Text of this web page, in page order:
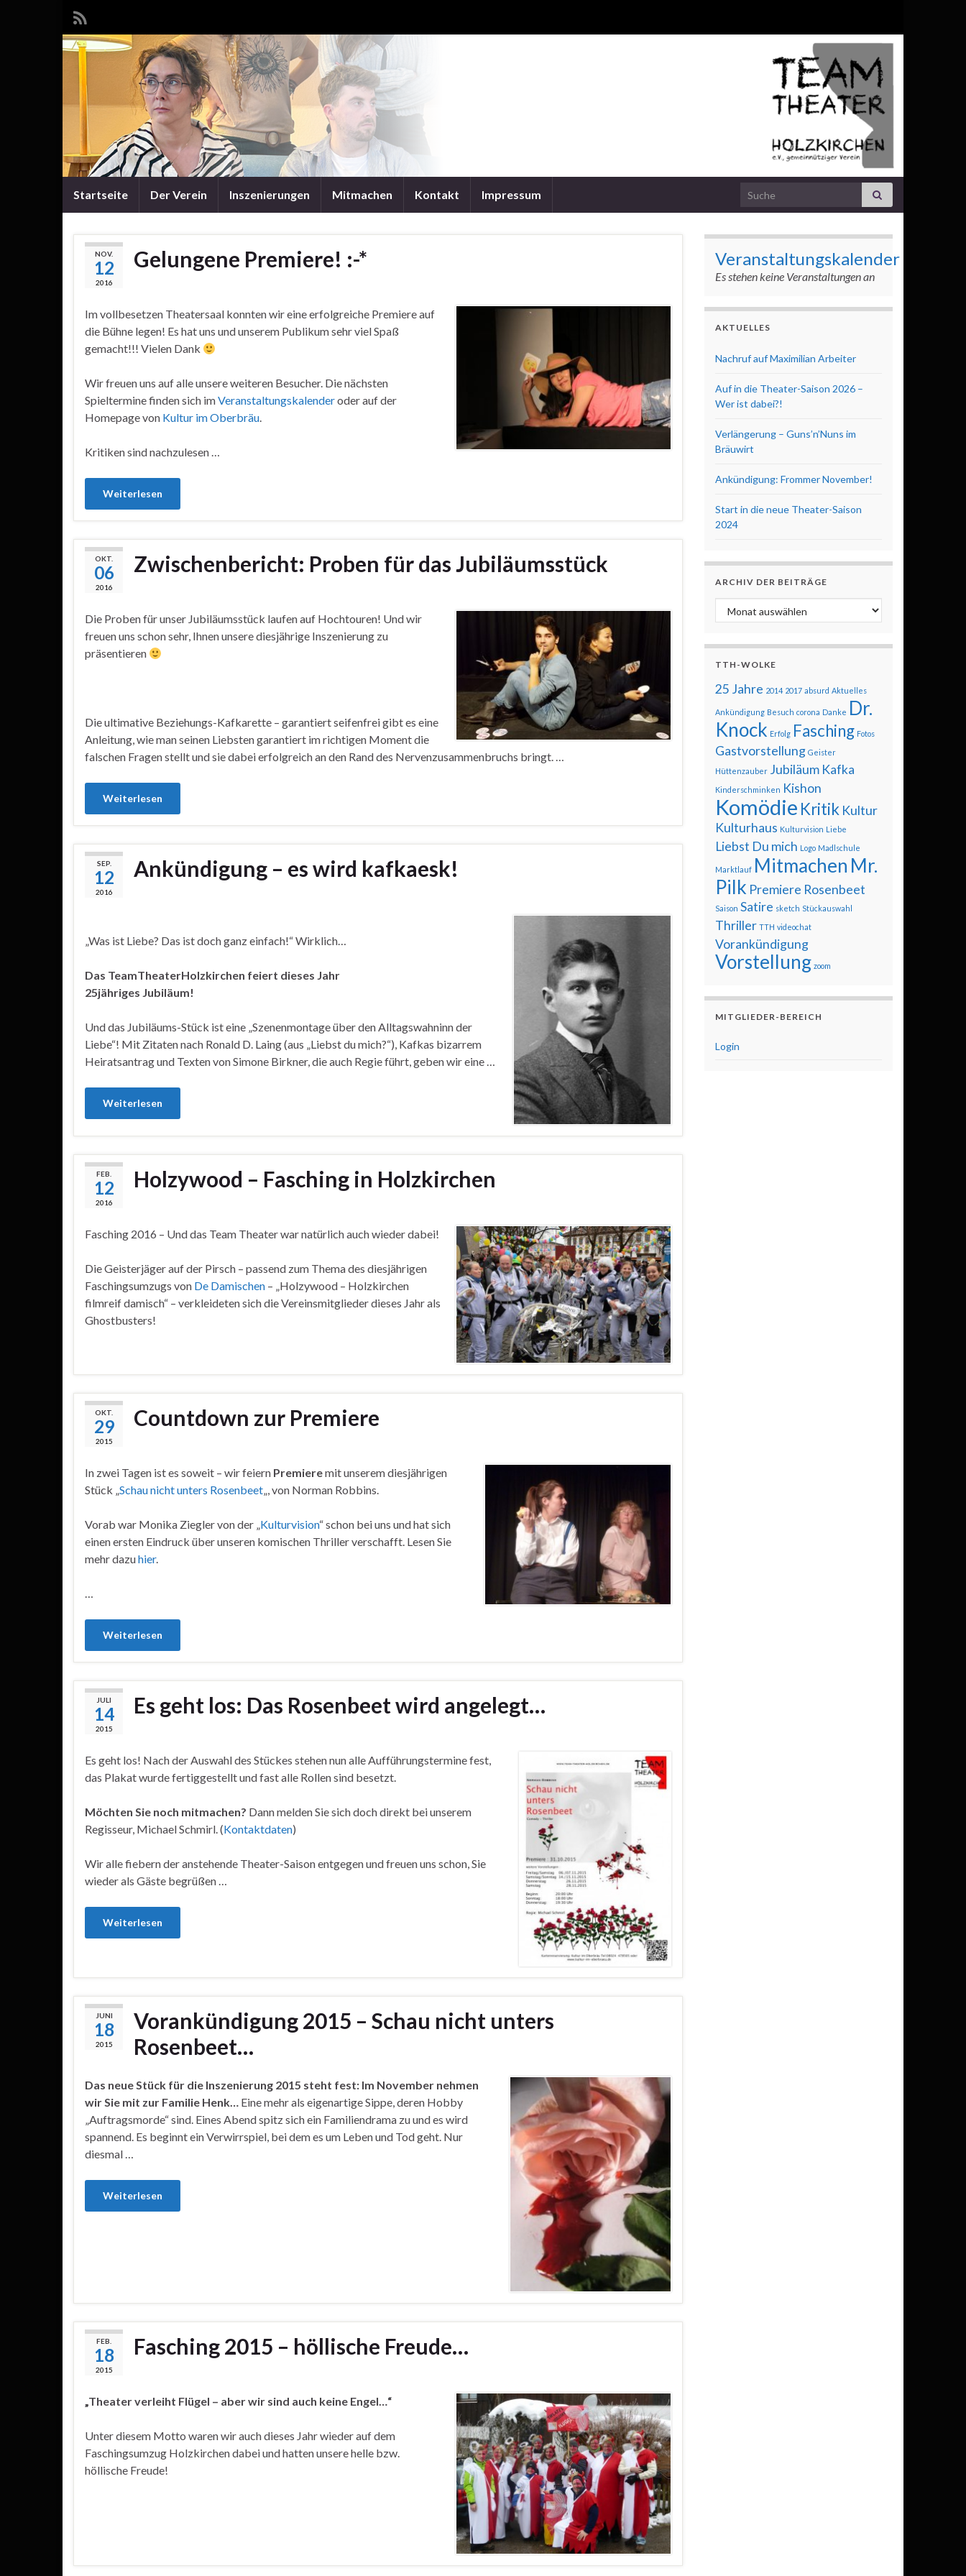
Startseite Der Verein Inszenierungen Mitmachen Kontakt Impressum Search for:
NOV.
12
2016
Gelungene Premiere! :-*
Im vollbesetzen Theatersaal konnten wir eine erfolgreiche Premiere auf
die Bühne legen! Es hat uns und unserem Publikum sehr viel Spaß
gemacht!!! Vielen Dank
Wir freuen uns auf alle unsere weiteren Besucher. Die nächsten
Spieltermine finden sich imVeranstaltungskalenderoder auf der
Homepage von Kultur im Oberbräu.
Kritiken sind nachzulesen …
Weiterlesen
OKT.
06
2016
Zwischenbericht: Proben für das Jubiläumsstück
Die Proben für unser Jubiläumsstück laufen auf Hochtouren! Und wir
freuen uns schon sehr, Ihnen unsere diesjährige Inszenierung zu
präsentieren
Die ultimative Beziehungs-Kafkarette – garantiert seifenfrei gibt es eine
Anleitung, wie man seinen Liebsten garantiert im richtigen Moment die
falschen Fragen stellt und sie dabei erfolgreich an den Rand des Nervenzusammenbruchs bringt. …
Weiterlesen
SEP.
12
2016
Ankündigung – es wird kafkaesk!
„Was ist Liebe? Das ist doch ganz einfach!“ Wirklich…
Das TeamTheaterHolzkirchen feiert dieses Jahr
25jähriges Jubiläum!
Und das Jubiläums-Stück ist eine „Szenenmontage über den Alltagswahninn der
Liebe“! Mit Zitaten nach Ronald D. Laing (aus „Liebst du mich?“), Kafkas bizarrem
Heiratsantrag und Texten von Simone Birkner, die auch Regie führt, geben wir eine …
Weiterlesen
FEB.
12
2016
Holzywood – Fasching in Holzkirchen
Fasching 2016 – Und das Team Theater war natürlich auch wieder dabei!
Die Geisterjäger auf der Pirsch – passend zum Thema des diesjährigen
Faschingsumzugs von De Damischen – „Holzywood – Holzkirchen
filmreif damisch“ – verkleideten sich die Vereinsmitglieder dieses Jahr als
Ghostbusters!
OKT.
29
2015
Countdown zur Premiere
In zwei Tagen ist es soweit – wir feiern Premieremit unserem diesjährigen
Stück „Schau nicht unters Rosenbeet„, von Norman Robbins.
Vorab war Monika Ziegler von der „Kulturvision“ schon bei uns und hat sich
einen ersten Eindruck über unseren komischen Thriller verschafft. Lesen Sie
mehr dazuhier.
…
Weiterlesen
JULI
14
2015
Es geht los: Das Rosenbeet wird angelegt…
Es geht los! Nach der Auswahl des Stückes stehen nun alle Aufführungstermine fest,
das Plakat wurde fertiggestellt und fast alle Rollen sind besetzt.
Möchten Sie noch mitmachen? Dann melden Sie sich doch direkt bei unserem
Regisseur, Michael Schmirl. (Kontaktdaten)
Wir alle fiebern der anstehende Theater-Saison entgegen und freuen uns schon, Sie
wieder als Gäste begrüßen …
Weiterlesen
JUNI
18
2015
Vorankündigung 2015 – Schau nicht unters
Rosenbeet…
Das neue Stück für die Inszenierung 2015 steht fest: Im November nehmen
wir Sie mit zur Familie Henk… Eine mehr als eigenartige Sippe, deren Hobby
„Auftragsmorde“ sind. Eines Abend spitz sich ein Familiendrama zu und es wird
spannend. Es beginnt ein Verwirrspiel, bei dem es um Leben und Tod geht. Nur
diesmal …
Weiterlesen
FEB.
18
2015
Fasching 2015 – höllische Freude…
„Theater verleiht Flügel – aber wir sind auch keine Engel…“
Unter diesem Motto waren wir auch dieses Jahr wieder auf dem
Faschingsumzug Holzkirchen dabei und hatten unsere helle bzw.
höllische Freude!
Veranstaltungskalender
Es stehen keine Veranstaltungen an
AKTUELLES
Nachruf auf Maximilian Arbeiter
Auf in die Theater-Saison 2026 –
Wer ist dabei?!
Verlängerung – Guns’n’Nuns im
Bräuwirt
Ankündigung: Frommer November!
Start in die neue Theater-Saison
2024
ARCHIV DER BEITRÄGE
Archiv der Beiträge
TTH-WOLKE
25 Jahre 2014 2017 absurd Aktuelles
Ankündigung Besuch corona Danke Dr.
Knock Erfolg Fasching Fotos
Gastvorstellung Geister
Hüttenzauber Jubiläum Kafka
Kinderschminken Kishon
Komödie Kritik Kultur
Kulturhaus Kulturvision Liebe
Liebst Du mich Logo Madlschule
Marktlauf Mitmachen Mr.
Pilk Premiere Rosenbeet
Saison Satire sketch Stückauswahl
Thriller TTH videochat
Vorankündigung
Vorstellung zoom
MITGLIEDER-BEREICH
Login